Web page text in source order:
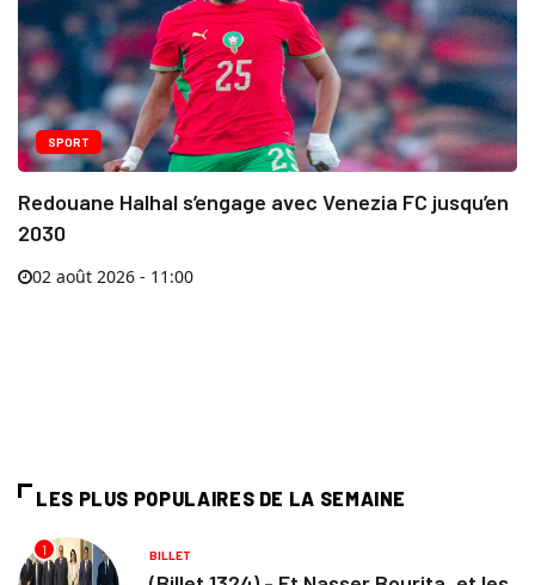
SPORT
Redouane Halhal s’engage avec Venezia FC jusqu’en
2030
02 août 2026 - 11:00
LES PLUS POPULAIRES DE LA SEMAINE
1 BILLET